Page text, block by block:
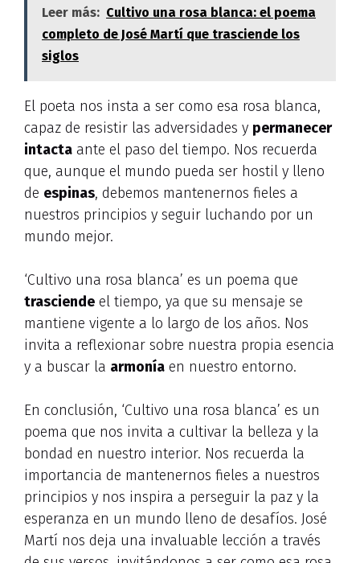
Leer más: Cultivo una rosa blanca: el poema
completo de José Martí que trasciende los
siglos
El poeta nos insta a ser como esa rosa blanca,
capaz de resistir las adversidades y permanecer
intacta ante el paso del tiempo. Nos recuerda
que, aunque el mundo pueda ser hostil y lleno
de espinas, debemos mantenernos fieles a
nuestros principios y seguir luchando por un
mundo mejor.
‘Cultivo una rosa blanca’ es un poema que
trasciende el tiempo, ya que su mensaje se
mantiene vigente a lo largo de los años. Nos
invita a reflexionar sobre nuestra propia esencia
y a buscar la armonía en nuestro entorno.
En conclusión, ‘Cultivo una rosa blanca’ es un
poema que nos invita a cultivar la belleza y la
bondad en nuestro interior. Nos recuerda la
importancia de mantenernos fieles a nuestros
principios y nos inspira a perseguir la paz y la
esperanza en un mundo lleno de desafíos. José
Martí nos deja una invaluable lección a través